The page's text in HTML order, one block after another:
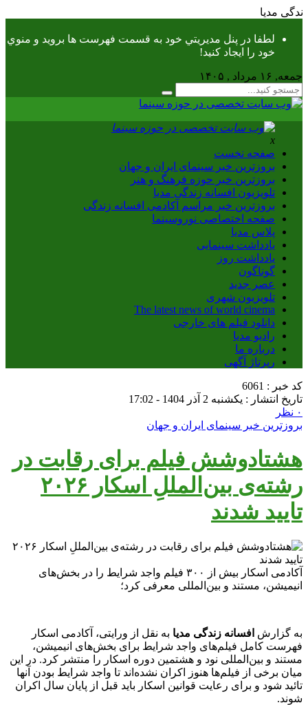
زندگی مدیا
لطفا در پنل مديريتي خود به قسمت فهرست ها برويد و منوي
خود را ايجاد كنيد!
جمعه, ۱۶ مرداد , ۱۴۰۵
x
صفحه نخست
بروزترین خبر سینمای ایران و جهان
بروزترین خبر حوزه فرهنگ و هنر
تلویزیون افسانه زندگی مدیا
بروزترین خبر مراسم آکادمی افسانه زندگی
صفحه اختصاصی نوروسینما
پلاس مدیا
یادداشت سینمایی
یادداشت روز
گوناگون
عصر جدید
تلویزیون شهری
The latest news of world cinema
دانلود فیلم های خارجی
رادیو مدیا
درباره ما
رپرتاژ آگهی
کد خبر : 6061
تاریخ انتشار : یکشنبه 2 آذر 1404 - 17:02
۰ نظر
بروزترین خبر سینمای ایران و جهان
هشتادوشش فیلم برای رقابت در
رشته‌ی بین‌المللِ اسکار ۲۰۲۶
تایید شدند
آکادمی اسکار بیش از ۳۰۰ فیلم واجد شرایط را در بخش‌های
انیمیشن، مستند و بین‌المللی معرفی کرد؛
به گزارش افسانه زندگی مدیا به نقل از ورایتی، آکادمی اسکار
فهرست کامل فیلم‌های واجد شرایط برای بخش‌های انیمیشن،
مستند و بین‌المللی نود و هشتمین دوره اسکار را منتشر کرد. در این
میان برخی از فیلم‌ها هنوز اکران نشده‌اند تا واجد شرایط بودن آنها
تائید شود و برای رعایت قوانین اسکار باید قبل از پایان سال اکران
شوند.